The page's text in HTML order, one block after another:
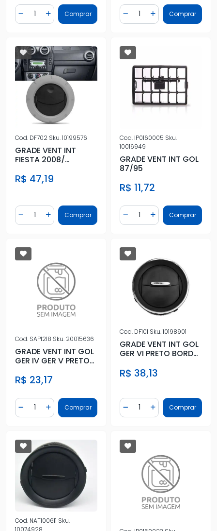
Diminuir Quantidade
Quantidade
Adicionar Quantidade
Comprar Diminuir Quantidade
Quantidade
AdicionarComprar
Cod. DF702 Sku.10199576
GRADE VENT INT
FIESTA 2008/
CENTRAL E LATERAL
R$ 47,19
Diminuir Quantidade
Quantidade
Adicionar Quantidade
Comprar
Cod. IP0160005 Sku.
10016949
GRADE VENT INT GOL
87/95
R$ 11,72
Diminuir Quantidade
Quantidade
AdicionarComprar
Cod. SAP1218 Sku. 20015636
GRADE VENT INT GOL
GER IV GER V PRETO
R$ 23,17
Diminuir Quantidade
Quantidade
Adicionar Quantidade
Comprar
Cod. DF101 Sku.10198901
GRADE VENT INT GOL
GER VI PRETO BORDA
DETALH
R$ 38,13
Diminuir Quantidade
Quantidade
AdicionarComprar
Cod. NAT100611 Sku.